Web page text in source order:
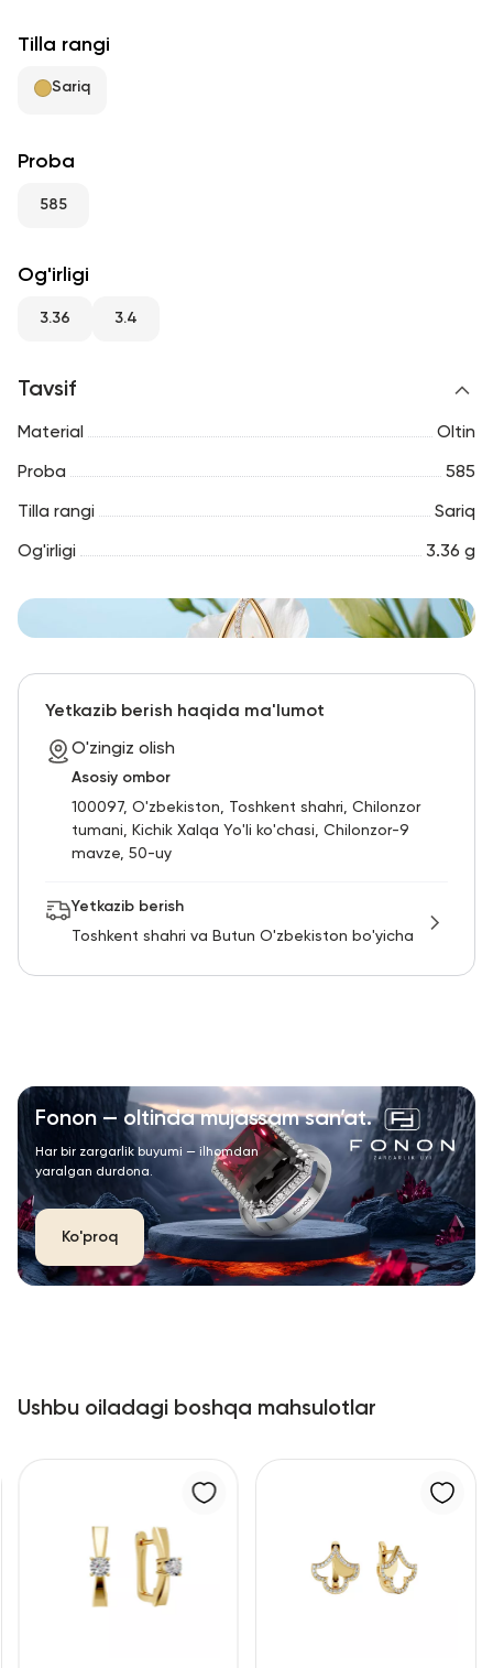
Sevimli
RU
Tilla rangi
Sariq
Proba
585
Og'irligi
3.36 3.4
Tavsif
Material Oltin
Proba 585
Tilla rangi Sariq
Og'irligi 3.36 g
Yetkazib berish haqida ma'lumot
O'zingiz olish
Asosiy ombor
100097, O'zbekiston, Toshkent shahri, Chilonzor
tumani, Kichik Xalqa Yo'li ko'chasi, Chilonzor-9
mavze, 50-uy
Yetkazib berish
Toshkent shahri va Butun O'zbekiston bo'yicha
Fonon — oltinda mujassam san’at.
Har bir zargarlik buyumi — ilhomdan
yaralgan durdona.
Ko'proq
Ushbu oiladagi boshqa mahsulotlar